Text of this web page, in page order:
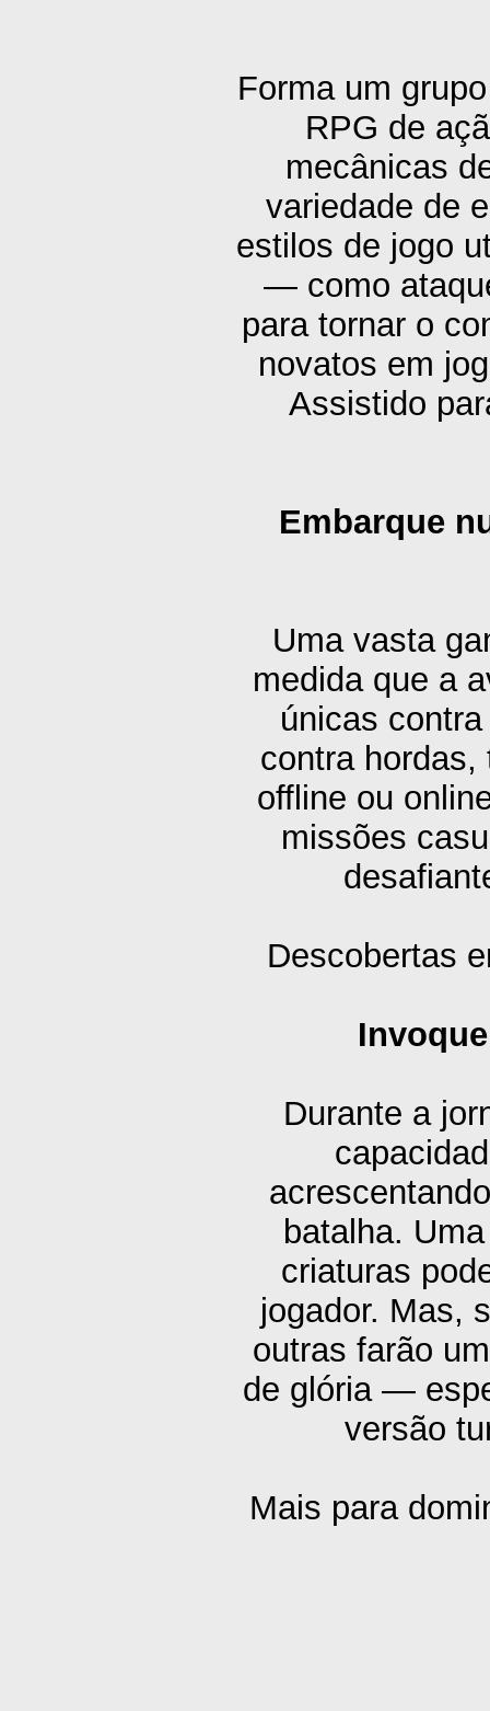
Forma um
RPG de
mecânicas
variedade de
estilos de jogo
— como
para tornar o
novatos em
Assistido
Embarque
Uma vasta
medida que a
únicas
contra
offline ou
missões
Descobertas
Durante a
batalha.
criaturas
jogador. Mas,
outras farão
de glória —
versão
Mais para